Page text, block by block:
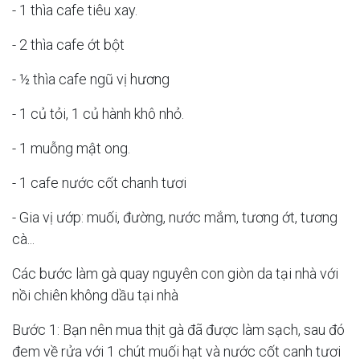
- 1 thìa cafe tiêu xay.
- 2 thìa cafe ớt bột
- ½ thìa cafe ngũ vị hương
- 1 củ tỏi, 1 củ hành khô nhỏ.
- 1 muỗng mật ong.
- 1 cafe nước cốt chanh tươi
- Gia vị ướp: muối, đường, nước mắm, tương ớt, tương
cà...
Các bước làm gà quay nguyên con giòn da tại nhà với
nồi chiên không dầu tại nhà
Bước 1: Bạn nên mua thịt gà đã được làm sạch, sau đó
đem về rửa với 1 chút muối hạt và nước cốt canh tươi